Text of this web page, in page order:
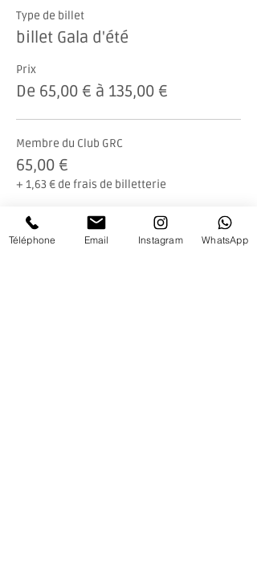
Type de billet
billet Gala d'été
Prix
De 65,00 € à 135,00 €
Membre du Club GRC
65,00 €
+ 1,63 € de frais de billetterie
Non Membre et Alumni
Téléphone Email Instagram WhatsApp